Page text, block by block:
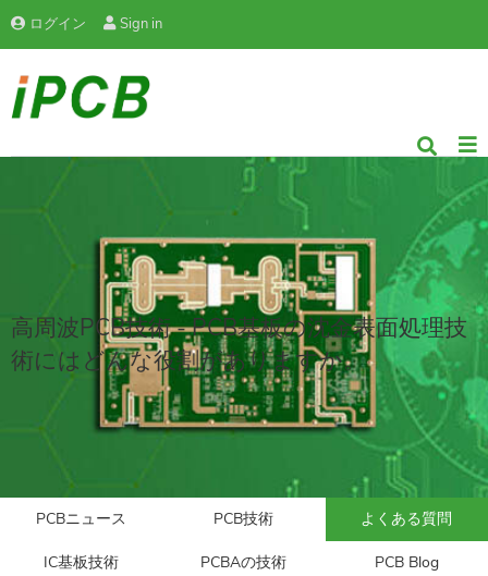
ログイン Sign in
高周波PCB技術 - PCB基板の沈金表面処理技
術にはどんな役割がありますか。
PCBニュース PCB技術 よくある質問
IC基板技術 PCBAの技術 PCB Blog